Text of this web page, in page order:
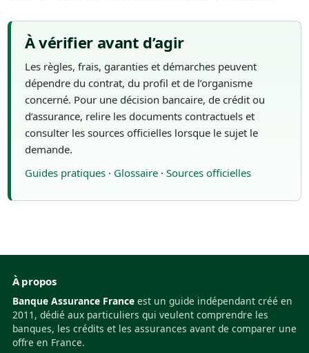
À vérifier avant d’agir
Les règles, frais, garanties et démarches peuvent
dépendre du contrat, du profil et de l’organisme
concerné. Pour une décision bancaire, de crédit ou
d’assurance, relire les documents contractuels et
consulter les sources officielles lorsque le sujet le
demande.
Guides pratiques· Glossaire· Sources officielles
À propos
Banque Assurance France est un guide indépendant créé en
2011, dédié aux particuliers qui veulent comprendre les
banques, les crédits et les assurances avant de comparer une
offre en France.